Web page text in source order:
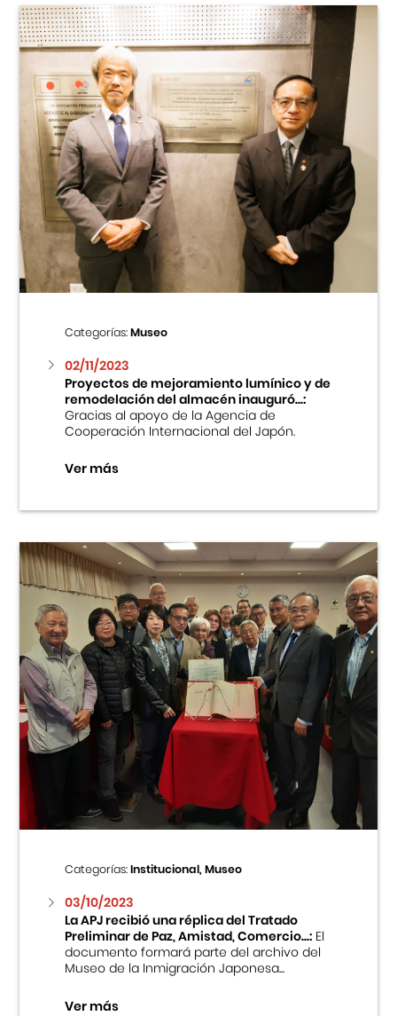
Categorías:Museo
02/11/2023
Proyectos de mejoramiento lumínico y de
remodelación del almacén inauguró...:
Gracias al apoyo de la Agencia de
Cooperación Internacional del Japón.
Ver más
Categorías:Institucional, Museo
03/10/2023
La APJ recibió una réplica del Tratado
Preliminar de Paz, Amistad, Comercio...:El
documento formará parte del archivo del
Museo de la Inmigración Japonesa...
Ver más